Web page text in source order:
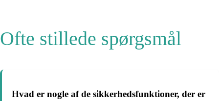
Ofte stillede spørgsmål
Hvad er nogle af de sikkerhedsfunktioner, der er